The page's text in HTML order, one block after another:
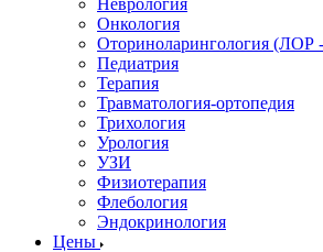
Неврология
Онкология
Оториноларингология (ЛОР
Педиатрия
Терапия
Травматология-ортопедия
Трихология
Урология
УЗИ
Физиотерапия
Флебология
Эндокринология
Цены